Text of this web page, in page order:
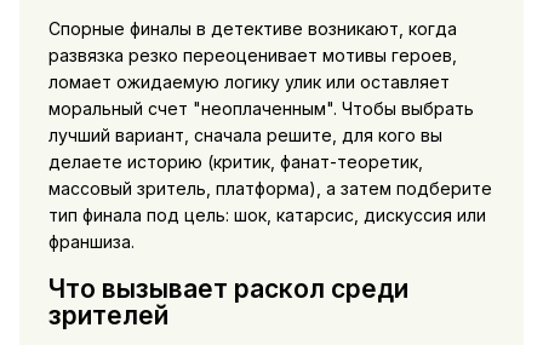
Спорные финалы в детективе возникают, когда
развязка резко переоценивает мотивы героев,
ломает ожидаемую логику улик или оставляет
моральный счет "неоплаченным". Чтобы выбрать
лучший вариант, сначала решите, для кого вы
делаете историю (критик, фанат-теоретик,
массовый зритель, платформа), а затем подберите
тип финала под цель: шок, катарсис, дискуссия или
франшиза.
Что вызывает раскол среди
зрителей